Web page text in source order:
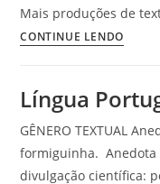
Mais produções de
CONTINUE LENDO
–
Carta
do
Leitor
Língua
GÊNERO TEXTUAL
formiguinha. Anedota
divulgação científica: